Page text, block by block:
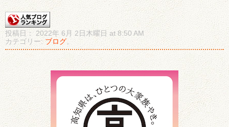
投稿日： 2022年 6月 2日木曜日 at 8:50 AM
カテゴリー: ブログ。